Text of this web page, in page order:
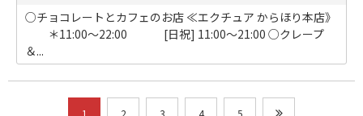
○チョコレートとカフェのお店 ≪エクチュア からほり本店》
＊11:00～22:00 [日祝] 11:00～21:00 ○クレープ
＆...
1 2 3 4 5